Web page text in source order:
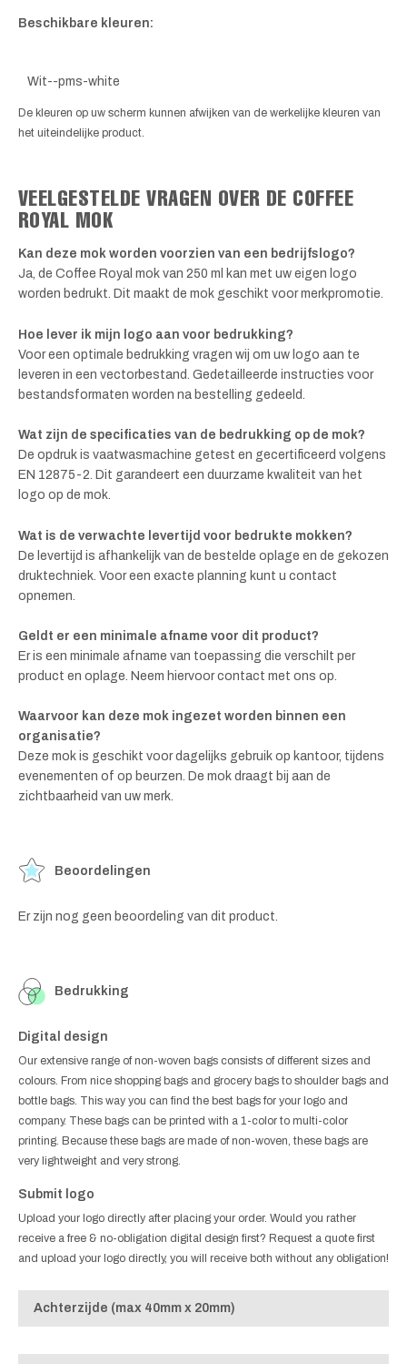
Beschikbare kleuren:
Wit--pms-white
De kleuren op uw scherm kunnen afwijken van de werkelijke kleuren van
het uiteindelijke product.
VEELGESTELDE VRAGEN OVER DE COFFEE
ROYAL MOK
Kan deze mok worden voorzien van een bedrijfslogo?
Ja, de Coffee Royal mok van 250 ml kan met uw eigen logo
worden bedrukt. Dit maakt de mok geschikt voor merkpromotie.
Hoe lever ik mijn logo aan voor bedrukking?
Voor een optimale bedrukking vragen wij om uw logo aan te
leveren in een vectorbestand. Gedetailleerde instructies voor
bestandsformaten worden na bestelling gedeeld.
Wat zijn de specificaties van de bedrukking op de mok?
De opdruk is vaatwasmachine getest en gecertificeerd volgens
EN 12875-2. Dit garandeert een duurzame kwaliteit van het
logo op de mok.
Wat is de verwachte levertijd voor bedrukte mokken?
De levertijd is afhankelijk van de bestelde oplage en de gekozen
druktechniek. Voor een exacte planning kunt u contact
opnemen.
Geldt er een minimale afname voor dit product?
Er is een minimale afname van toepassing die verschilt per
product en oplage. Neem hiervoor contact met ons op.
Waarvoor kan deze mok ingezet worden binnen een
organisatie?
Deze mok is geschikt voor dagelijks gebruik op kantoor, tijdens
evenementen of op beurzen. De mok draagt bij aan de
zichtbaarheid van uw merk.
Beoordelingen
Er zijn nog geen beoordeling van dit product.
Bedrukking
Digital design
Our extensive range of non-woven bags consists of different sizes and
colours. From nice shopping bags and grocery bags to shoulder bags and
bottle bags. This way you can find the best bags for your logo and
company. These bags can be printed with a 1-color to multi-color
printing. Because these bags are made of non-woven, these bags are
very lightweight and very strong.
Submit logo
Upload your logo directly after placing your order. Would you rather
receive a free & no-obligation digital design first? Request a quote first
and upload your logo directly, you will receive both without any obligation!
Achterzijde (max 40mm x 20mm)